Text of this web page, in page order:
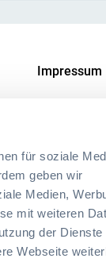
für soziale
geben wir
Medien,
mit weiteren
der Dienste
Webseite
Impressum